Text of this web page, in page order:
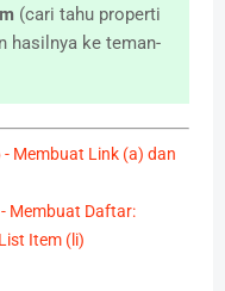
(cari tahu properti
hasilnya ke teman-
- Membuat Link (a) dan
Membuat Daftar:
Item (li)